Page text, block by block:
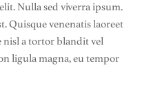
Nulla sed viverra ipsum.
Quisque venenatis laoreet
nisl a tortor blandit vel
ligula magna, eu tempor